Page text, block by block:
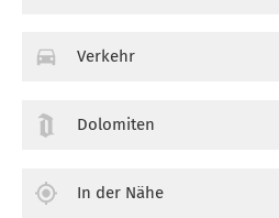
Verkehr
Dolomiten
In der Nähe